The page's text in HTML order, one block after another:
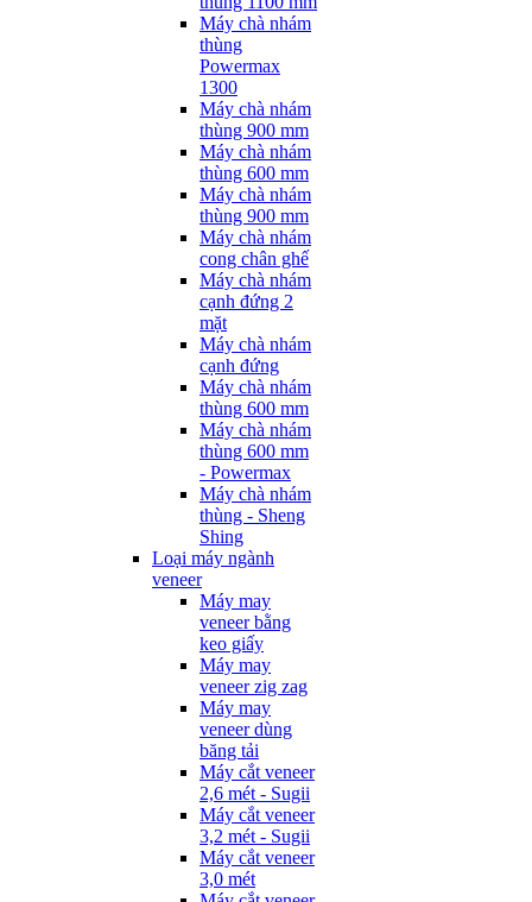
Máy chà nhám
thùng
Powermax
1300
Máy chà nhám
thùng 900 mm
Máy chà nhám
thùng 600 mm
Máy chà nhám
thùng 900 mm
Máy chà nhám
cong chân ghế
Máy chà nhám
cạnh đứng 2
mặt
Máy chà nhám
cạnh đứng
Máy chà nhám
thùng 600 mm
Máy chà nhám
thùng 600 mm
- Powermax
Máy chà nhám
thùng - Sheng
Shing
Loại máy ngành
veneer
Máy may
veneer bằng
keo giấy
Máy may
veneer zig zag
Máy may
veneer dùng
băng tải
Máy cắt veneer
2,6 mét - Sugii
Máy cắt veneer
3,2 mét - Sugii
Máy cắt veneer
3,0 mét